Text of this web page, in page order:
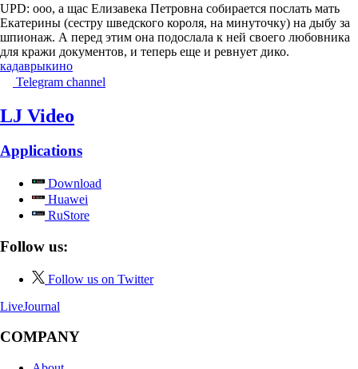
UPD: ооо, а щас Елизавека Петровна собирается послать мать
Екатерины (сестру шведского короля, на минуточку) на дыбу за
шпионаж. А перед этим она подослала к ней своего любовника
для кражи документов, и теперь еще и ревнует дико.
кадаврыкино
Telegram channel
LJ Video
Applications
Download
Huawei
RuStore
Follow us:
Follow us on Twitter
LiveJournal
COMPANY